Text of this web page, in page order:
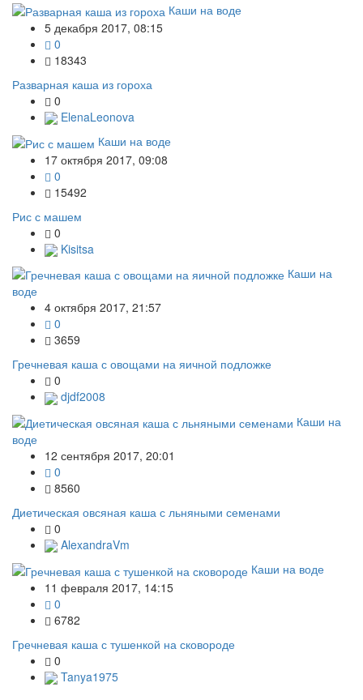
Каши на воде
5 декабря 2017, 08:15
0
18343
Разварная каша из гороха
0
ElenaLeonova
Каши на воде
17 октября 2017, 09:08
0
15492
Рис с машем
0
Kisitsa
Каши на
воде
4 октября 2017, 21:57
0
3659
Гречневая каша с овощами на яичной подложке
0
djdf2008
Каши на
воде
12 сентября 2017, 20:01
0
8560
Диетическая овсяная каша с льняными семенами
0
AlexandraVm
Каши на воде
11 февраля 2017, 14:15
0
6782
Гречневая каша с тушенкой на сковороде
0
Tanya1975